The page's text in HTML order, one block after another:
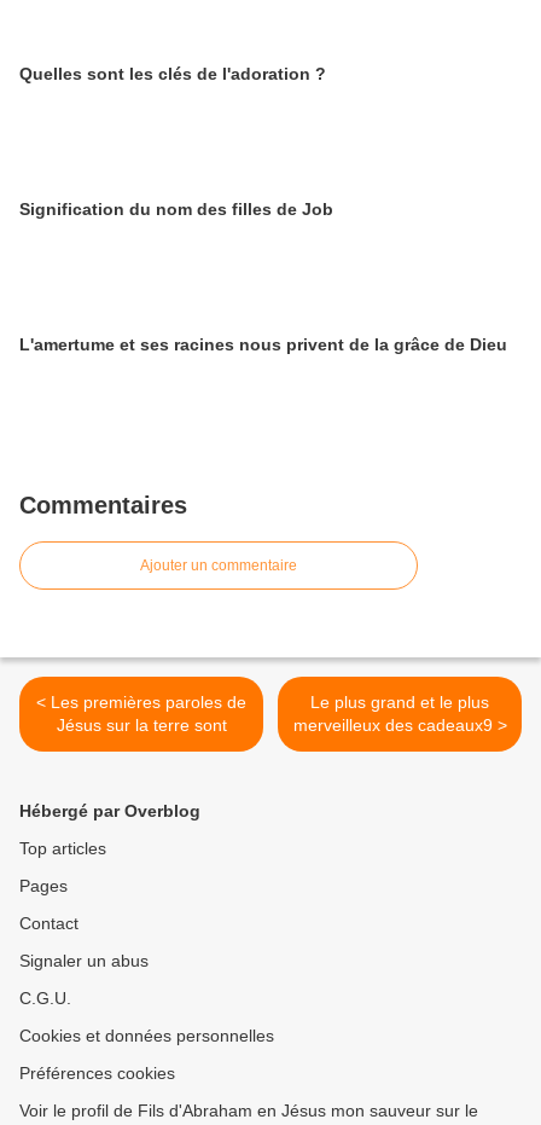
Quelles sont les clés de l'adoration ?
Signification du nom des filles de Job
L'amertume et ses racines nous privent de la grâce de Dieu
Commentaires
Ajouter un commentaire
< Les premières paroles de
Jésus sur la terre sont
Le plus grand et le plus
merveilleux des cadeaux9 >
Hébergé par Overblog
Top articles
Pages
Contact
Signaler un abus
C.G.U.
Cookies et données personnelles
Préférences cookies
Voir le profil de Fils d'Abraham en Jésus mon sauveur sur le